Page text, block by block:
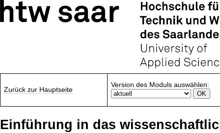
Zurück zur Hauptseite
Version des Moduls auswählen:
Einführung in das